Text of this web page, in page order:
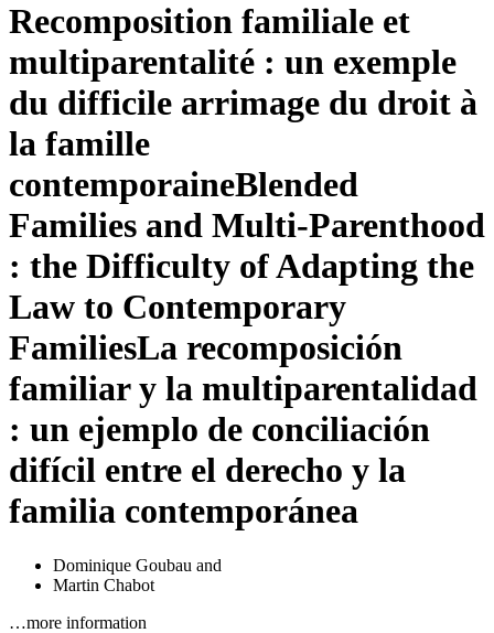
Recomposition familiale et
multiparentalité : un exemple
du difficile arrimage du droit à
la famille
contemporaineBlended
Families and Multi-Parenthood
: the Difficulty of Adapting the
Law to Contemporary
FamiliesLa recomposición
familiar y la multiparentalidad
: un ejemplo de conciliación
difícil entre el derecho y la
familia contemporánea
Dominique Goubau and
Martin Chabot
…more information